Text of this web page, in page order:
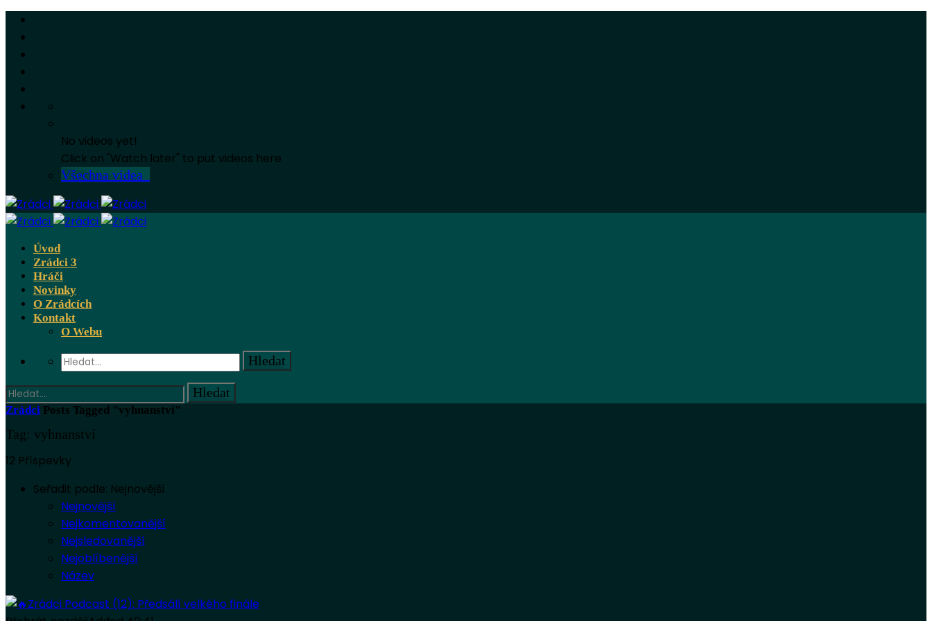
No videos yet!
Click on "Watch later" to put videos here
Všechna videa
Úvod
Zrádci 3
Hráči
Novinky
O Zrádcích
Kontakt
O Webu
Zrádci Posts Tagged "vyhnanství"
Tag: vyhnanství
12 Příspevky
Seřadit podle: Nejnovější
Nejnovější
Nejkomentovanější
Nejsledovanější
Nejoblíbenější
Název